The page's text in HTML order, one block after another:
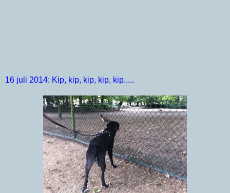
16 juli 2014: Kip, kip, kip, kip, kip.....